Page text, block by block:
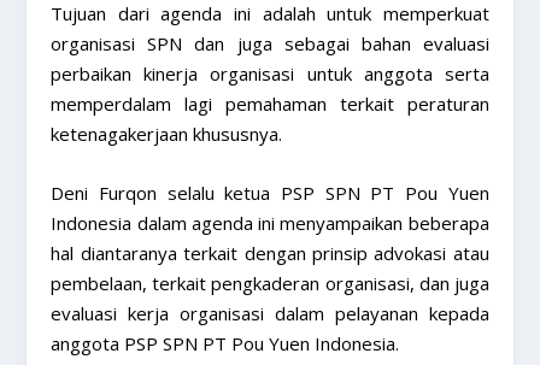
Tujuan dari agenda ini adalah untuk memperkuat
organisasi SPN dan juga sebagai bahan evaluasi
perbaikan kinerja organisasi untuk anggota serta
memperdalam lagi pemahaman terkait peraturan
ketenagakerjaan khususnya.
Deni Furqon selalu ketua PSP SPN PT Pou Yuen
Indonesia dalam agenda ini menyampaikan beberapa
hal diantaranya terkait dengan prinsip advokasi atau
pembelaan, terkait pengkaderan organisasi, dan juga
evaluasi kerja organisasi dalam pelayanan kepada
anggota PSP SPN PT Pou Yuen Indonesia.